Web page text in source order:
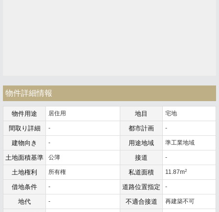
物件詳細情報
物件用途 居住用 地目 宅地
間取り詳細 - 都市計画 -
建物向き - 用途地域 準工業地域
土地面積基準 公簿 接道 -
土地権利 所有権 私道面積 11.87m2
借地条件 - 道路位置指定 -
地代 - 不適合接道 再建築不可